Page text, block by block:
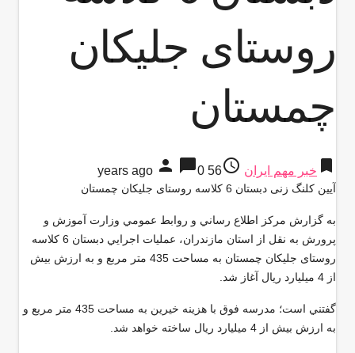
روستای جلیکان
چمستان
bookmark خبر مهم ایران access_time
56 years ago
person chat_bubble0
آیین کلنگ زنی دبستان 6 کلاسه روستای جلیکان چمستان
به گزارش مركز اطلاع رساني و روابط عمومي وزارت آموزش و
پرورش به نقل از استان مازندران، عمليات اجرايي دبستان 6 کلاسه
روستای جلیکان چمستان به مساحت 435 متر مربع و به ارزش بیش
از 4 میلیارد ریال آغاز شد
گفتني است؛ مدرسه فوق با هزینه خیرین به مساحت 435 متر مربع و
به ارزش بیش از 4 میلیارد ریال ساخته خواهد شد